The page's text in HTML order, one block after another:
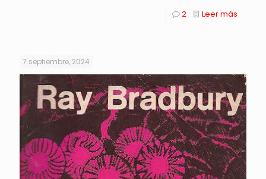
2 Leer más
7 septiembre, 2024